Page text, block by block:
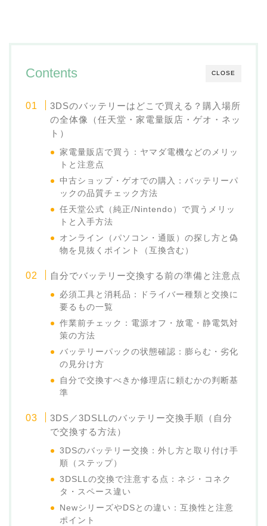
CLOSE
Contents
3DSのバッテリーはどこで買える？購入場所
の全体像（任天堂・家電量販店・ゲオ・ネッ
ト）
家電量販店で買う：ヤマダ電機などのメリッ
トと注意点
中古ショップ・ゲオでの購入：バッテリーパ
ックの品質チェック方法
任天堂公式（純正/Nintendo）で買うメリッ
トと入手方法
オンライン（パソコン・通販）の探し方と偽
物を見抜くポイント（互換含む）
自分でバッテリー交換する前の準備と注意点
必須工具と消耗品：ドライバー種類と交換に
要るもの一覧
作業前チェック：電源オフ・放電・静電気対
策の方法
バッテリーパックの状態確認：膨らむ・劣化
の見分け方
自分で交換すべきか修理店に頼むかの判断基
準
3DS／3DSLLのバッテリー交換手順（自分
で交換する方法）
3DSのバッテリー交換：外し方と取り付け手
順（ステップ）
3DSLLの交換で注意する点：ネジ・コネク
タ・スペース違い
NewシリーズやDSとの違い：互換性と注意
ポイント